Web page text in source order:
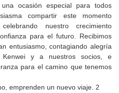
ocasión especial para todos
compartir este momento
nuestro crecimiento
para el futuro. Recibimos
entusiasmo, contagiando alegría
y a nuestros socios, e
para el camino que tenemos